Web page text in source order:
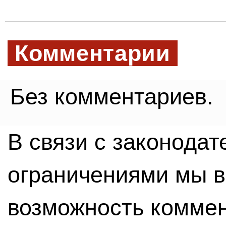
Комментарии
Без комментариев.
В связи с
ограничениями мы
возможность